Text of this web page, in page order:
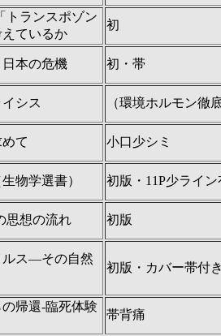
トランスポゾン
ているか
初
本の危機 初・帯
シス （環境ホルモン徹
て 小口少シミ
物学選書） 初版・11P少ライン
思想の流れ 初版
ルス―その自然
初版・カバー帯付
の帰還-臨死体験
帯背痛